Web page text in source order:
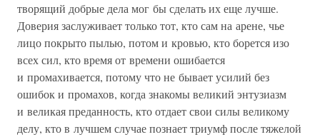
творящий добрые дела мог бы сделать их еще лучше.
Доверия заслуживает только тот, кто сам на арене, чье
лицо покрыто пылью, потом и кровью, кто борется изо
всех сил, кто время от времени ошибается
и промахивается, потому что не бывает усилий без
ошибок и промахов, когда знакомы великий энтузиазм
и великая преданность, кто отдает свои силы великому
делу, кто в лучшем случае познает триумф после тяжелой